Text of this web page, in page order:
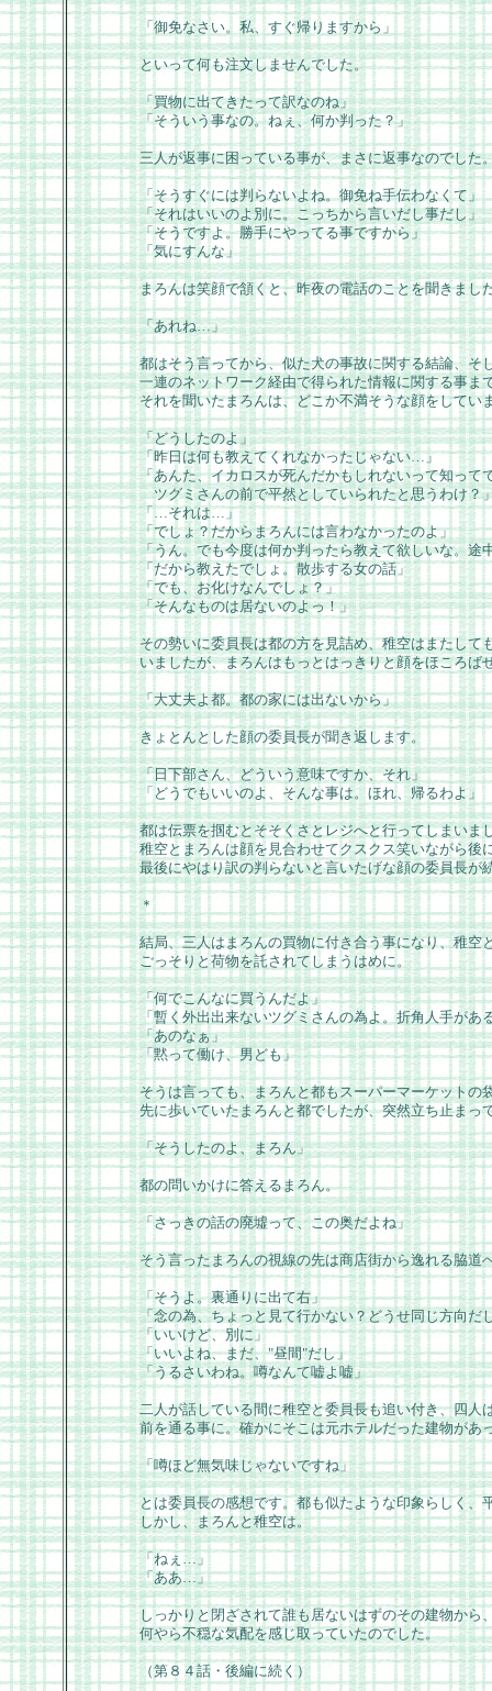
「御免なさい。私、すぐ帰りますから」
といって何も注文しませんでした。
「買物に出てきたって訳なのね」
「そういう事なの。ねぇ、何か判った？」
三人が返事に困っている事が、まさに返事なのでした
「そうすぐには判らないよね。御免ね手伝わなくて」
「それはいいのよ別に。こっちから言いだし事だし」
「そうですよ。勝手にやってる事ですから」
「気にすんな」
まろんは笑顔で頷くと、昨夜の電話のことを聞きまし
「あれね…」
都はそう言ってから、似た犬の事故に関する結論、そ
一連のネットワーク経由で得られた情報に関する事ま
それを聞いたまろんは、どこか不満そうな顔をしてい
「どうしたのよ」
「昨日は何も教えてくれなかったじゃない…」
「あんた、イカロスが死んだかもしれないって知って
ツグミさんの前で平然としていられたと思うわけ？
「…それは…」
「でしょ？だからまろんには言わなかったのよ」
「うん。でも今度は何か判ったら教えて欲しいな。途
「だから教えたでしょ。散歩する女の話」
「でも、お化けなんでしょ？」
「そんなものは居ないのよっ！」
その勢いに委員長は都の方を見詰め、稚空はまたして
いましたが、まろんはもっとはっきりと顔をほころば
「大丈夫よ都。都の家には出ないから」
きょとんとした顔の委員長が聞き返します。
「日下部さん、どういう意味ですか、それ」
「どうでもいいのよ、そんな事は。ほれ、帰るわよ」
都は伝票を掴むとそそくさとレジへと行ってしまいま
稚空とまろんは顔を見合わせてクスクス笑いながら後
最後にやはり訳の判らないと言いたげな顔の委員長が
＊
結局、三人はまろんの買物に付き合う事になり、稚空
ごっそりと荷物を託されてしまうはめに。
「何でこんなに買うんだよ」
「暫く外出出来ないツグミさんの為よ。折角人手があ
「あのなぁ」
「黙って働け、男ども」
そうは言っても、まろんと都もスーパーマーケットの
先に歩いていたまろんと都でしたが、突然立ち止まっ
「そうしたのよ、まろん」
都の問いかけに答えるまろん。
「さっきの話の廃墟って、この奥だよね」
そう言ったまろんの視線の先は商店街から逸れる脇道
「そうよ。裏通りに出て右」
「念の為、ちょっと見て行かない？どうせ同じ方向だ
「いいけど、別に」
「いいよね、まだ、"昼間"だし」
「うるさいわね。噂なんて嘘よ嘘」
二人が話している間に稚空と委員長も追い付き、四人
前を通る事に。確かにそこは元ホテルだった建物があ
「噂ほど無気味じゃないですね」
とは委員長の感想です。都も似たような印象らしく、
しかし、まろんと稚空は。
「ねぇ…」
「ああ…」
しっかりと閉ざされて誰も居ないはずのその建物から
何やら不穏な気配を感じ取っていたのでした。
（第８４話・後編に続く）